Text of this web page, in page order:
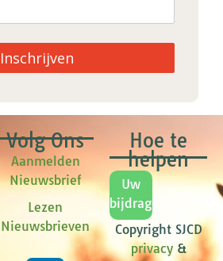
Inschrijven
Volg Ons
Aanmelden
Nieuwsbrief
Lezen
Nieuwsbrieven
Hoe te
helpen
Uw
bijdrage
Copyright SJCD
privacy&